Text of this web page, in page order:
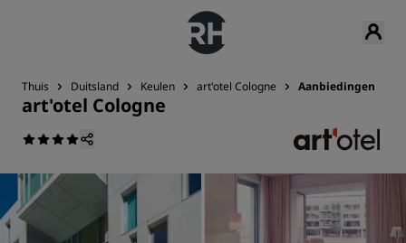
Thuis Duitsland Keulen art'otel Cologne Aanbiedingen
art'otel Cologne